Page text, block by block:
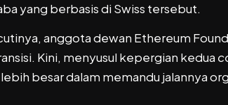
yang berbasis di Swiss tersebut.
anggota dewan Ethereum
Kini, menyusul kepergian kedua
besar dalam memandu jalannya